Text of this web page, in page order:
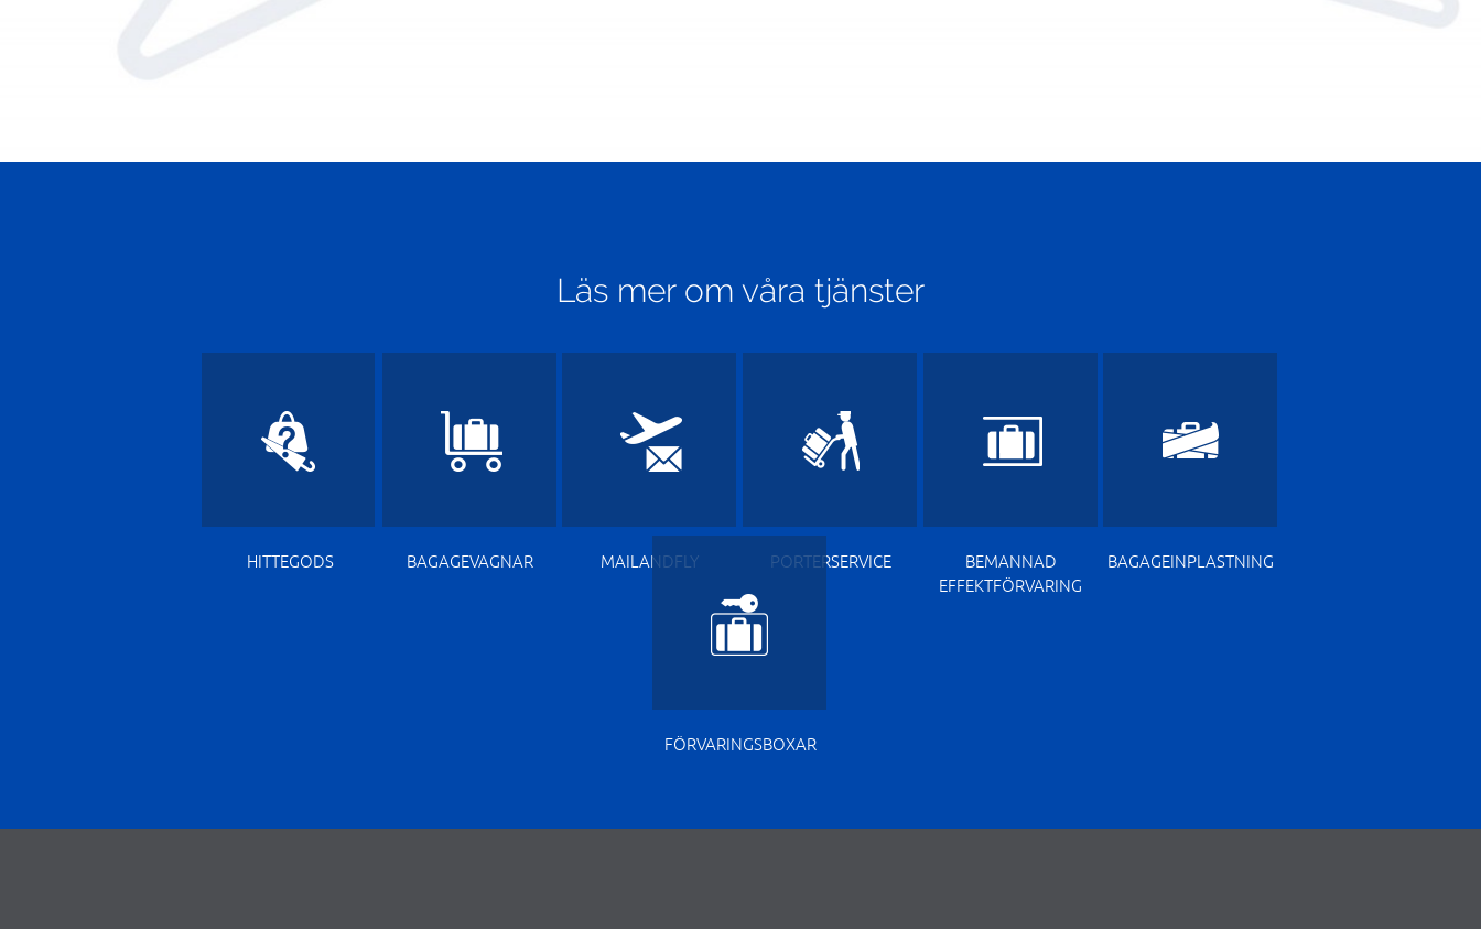
Läs mer om våra tjänster
HITTEGODS BAGAGEVAGNAR MAILANDFLY PORTERSERVICE
BEMANNAD
EFFEKTFÖRVARING
BAGAGEINPLASTNING
FÖRVARINGSBOXAR